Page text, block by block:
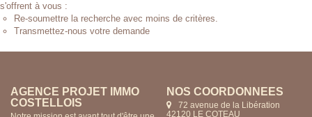
s'offrent à vous :
Re-soumettre la recherche avec moins de critères.
Transmettez-nous votre demande
AGENCE PROJET IMMO
COSTELLOIS
NOS COORDONNÉES
72 avenue de la Libération
42120 LE COTEAU